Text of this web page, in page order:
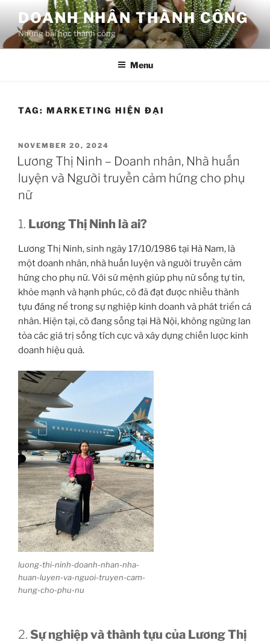
content
DOANH NHÂN THÀNH CÔNG
Những bài học thành công
Menu
TAG: MARKETING HIỆN ĐẠI
POSTED
ON
NOVEMBER 20, 2024
Lương Thị Ninh – Doanh nhân, Nhà huấn
luyện và Người truyền cảm hứng cho phụ
nữ
1. Lương Thị Ninh là ai?
Lương Thị Ninh, sinh ngày 17/10/1986 tại Hà Nam, là
một doanh nhân, nhà huấn luyện và người truyền cảm
hứng cho phụ nữ. Với sứ mệnh giúp phụ nữ sống tự tin,
khỏe mạnh và hạnh phúc, cô đã đạt được nhiều thành
tựu đáng nể trong sự nghiệp kinh doanh và phát triển cá
nhân. Hiện tại, cô đang sống tại Hà Nội, không ngừng lan
tỏa các giá trị sống tích cực và xây dựng chiến lược kinh
doanh hiệu quả.
luong-thi-ninh-doanh-nhan-nha-
huan-luyen-va-nguoi-truyen-cam-
hung-cho-phu-nu
2. Sự nghiệp và thành tựu của Lương Thị